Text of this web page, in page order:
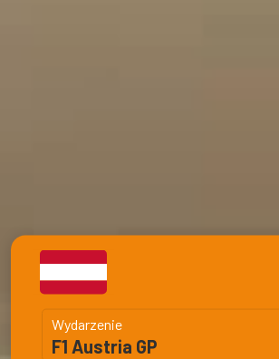
Wydarzenie
F1 Austria GP